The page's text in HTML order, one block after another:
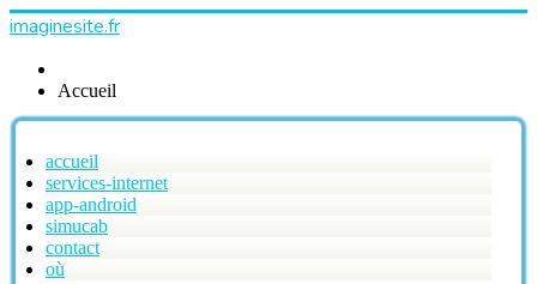
imaginesite.fr
Accueil
accueil
services-internet
app-android
simucab
contact
où